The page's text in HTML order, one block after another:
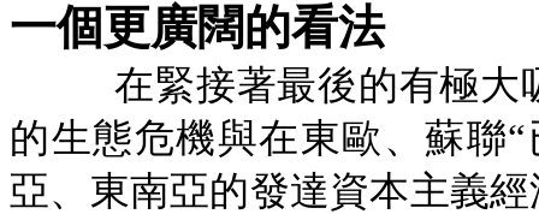
一個更廣闊的看法
在緊接著最後的有極大
的生態危機與在東歐、蘇聯
亞、東南亞的發達資本主義